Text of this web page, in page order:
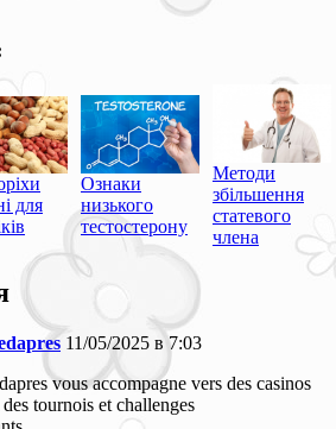
для
Ознаки
низького
тестостерону
Методи
збільшення
статевого
члена
11/05/2025 в 7:03
vous accompagne vers des casinos
tournois et challenges